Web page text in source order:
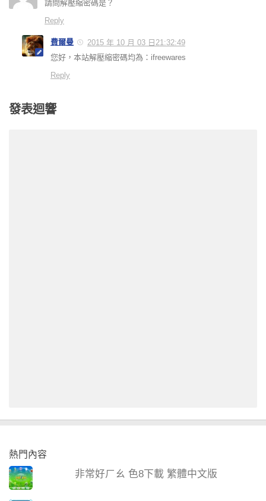
請問解壓縮密碼是？
Reply
費爾曼
2015 年 10 月 03 日21:32:49
您好，本站解壓縮密碼均為：ifreewares
Reply
發表迴響
熱門內容
非常好ㄏㄠ 色8下載 繁體中文版